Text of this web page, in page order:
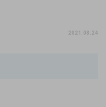
2021.08.24